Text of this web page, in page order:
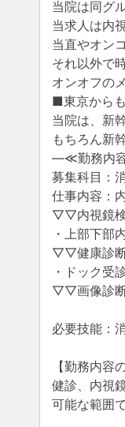
当院は同グ
当求人は内
当直やオン
それ以外で
オンオフの
■東京から
当院は、新
もちろん新
―≪勤務
募集科目：
仕事内容：
▽▽内視鏡
・上部下部
▽▽健康診
・ドック受
▽▽画像診断
必要技能：
【勤務内容
健診、内視
可能な範囲